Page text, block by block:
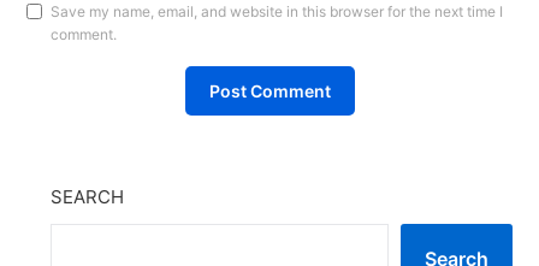
Save my name, email, and website in this browser for the next time I
comment.
SEARCH
Search